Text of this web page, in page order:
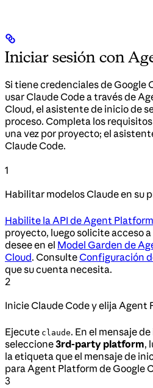
Iniciar sesión con
Si tiene credenciales de Google
usar Claude Code a través de
Cloud, el asistente de inicio de
proceso. Completa los
una vez por proyecto; el
Claude Code.
1
Habilitar modelos Claude en su
Habilite la API de Agent
proyecto, luego solicite acceso
desee en el Model Garden de
Cloud. ConsulteConfiguración
que su cuenta necesita.
2
Inicie Claude Code y elija Agent
Ejecute claude. En el mensaje
seleccione3rd-party platform,
la etiqueta que el mensaje de
para Agent Platform de Google
3